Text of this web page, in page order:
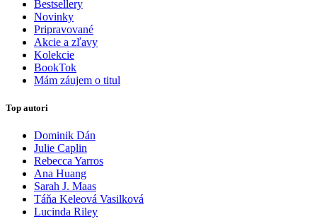
Bestsellery
Novinky
Pripravované
Akcie a zľavy
Kolekcie
BookTok
Mám záujem o titul
Top autori
Dominik Dán
Julie Caplin
Rebecca Yarros
Ana Huang
Sarah J. Maas
Táňa Keleová Vasilková
Lucinda Riley